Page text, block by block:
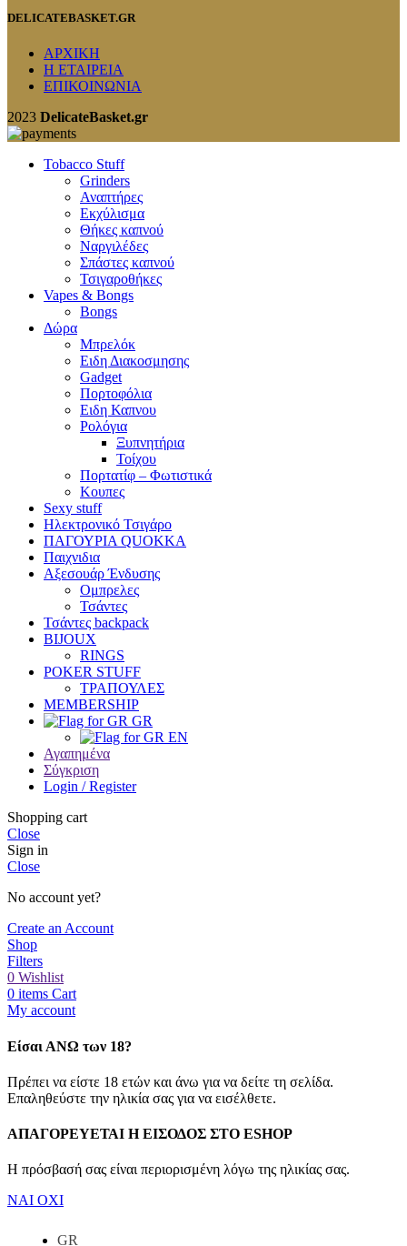
DELICATEBASKET.GR
ΑΡΧΙΚΗ
Η ΕΤΑΙΡΕΙΑ
ΕΠΙΚΟΙΝΩΝΙΑ
2023 DelicateBasket.gr
Tobacco Stuff
Grinders
Αναπτήρες
Εκχύλισμα
Θήκες καπνού
Ναργιλέδες
Σπάστες καπνού
Τσιγαροθήκες
Vapes & Bongs
Bongs
Δώρα
Μπρελόκ
Eιδη Διακοσμησης
Gadget
Πορτοφόλια
Ειδη Καπνου
Ρολόγια
Ξυπνητήρια
Τοίχου
Πορτατίφ – Φωτιστικά
Κουπες
Sexy stuff
Ηλεκτρονικό Τσιγάρο
ΠΑΓΟΥΡΙΑ QUOKKA
Παιχνιδια
Αξεσουάρ Ένδυσης
Oμπρελες
Τσάντες
Τσάντες backpack
BIJOUX
RINGS
POKER STUFF
ΤΡΑΠΟΥΛΕΣ
MEMBERSHIP
GR
EN
Αγαπημένα
Σύγκριση
Login / Register
Shopping cart
Close
Sign in
Close
No account yet?
Create an Account
Shop
Filters
0 Wishlist
0 items Cart
My account
Είσαι ΑΝΩ των 18?
Πρέπει να είστε 18 ετών και άνω για να δείτε τη σελίδα.
Επαληθεύστε την ηλικία σας για να εισέλθετε.
ΑΠΑΓΟΡΕΥΕΤΑΙ Η ΕΙΣΟΔΟΣ ΣΤO ESHOP
Η πρόσβασή σας είναι περιορισμένη λόγω της ηλικίας σας.
ΝΑΙ ΟΧΙ
GR